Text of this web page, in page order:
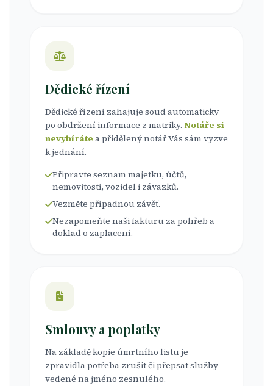
Dědické řízení
Dědické řízení zahajuje soud automaticky
po obdržení informace z matriky. Notáře si
nevybíráte a přidělený notář Vás sám vyzve
k jednání.
Připravte seznam majetku, účtů,
nemovitostí, vozidel i závazků.
Vezměte případnou závěť.
Nezapomeňte naši fakturu za pohřeb a
doklad o zaplacení.
Smlouvy a poplatky
Na základě kopie úmrtního listu je
zpravidla potřeba zrušit či přepsat služby
vedené na jméno zesnulého.